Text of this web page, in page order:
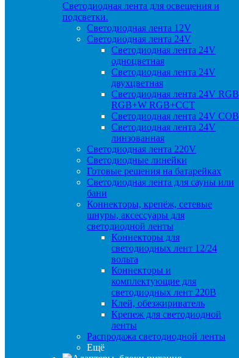
Светодиодная лента для освещения и
подсветки.
Светодиодная лента 12V
Светодиодная лента 24V
Светодиодная лента 24V
одноцветная
Светодиодная лента 24V
двухцветная
Светодиодная лента 24V RGB
RGB+W RGB+CCT
Светодиодная лента 24V COB
Светодиодная лента 24V
линзованная
Светодиодная лента 220V
Светодиодные линейки
Готовые решения на батарейках
Светодиодная лента для сауны или
бани
Коннекторы, крепёж, сетевые
шнуры, аксессуары для
светодиодной ленты
Коннекторы для
светодиодных лент 12/24
вольта
Коннекторы и
комплектующие для
светодиодных лент 220В
Клей, обезжириватель
Крепеж для светодиодной
ленты
Распродажа светодиодной ленты
Ещё